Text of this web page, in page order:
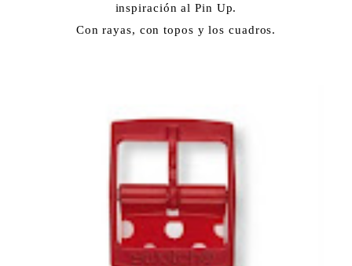
inspiración al Pin Up.
Con rayas, con topos y los cuadros.